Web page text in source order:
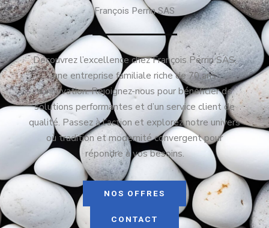
François Perrin SAS
Découvrez l’excellence chez François Perrin SAS,
une entreprise familiale riche de 70 ans
d’innovation. Rejoignez-nous pour bénéficier de
solutions performantes et d’un service client de
qualité. Passez à l’action et explorez notre univers
où tradition et modernité convergent pour
répondre à vos besoins.
NOS OFFRES
CONTACT